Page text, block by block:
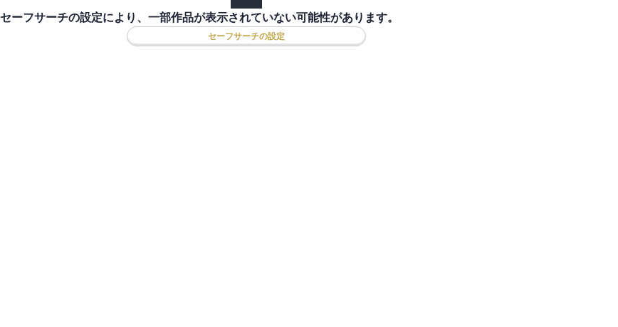
セーフサーチの設定により、一部作品が表示されていない可能性があります。
セーフサーチの設定